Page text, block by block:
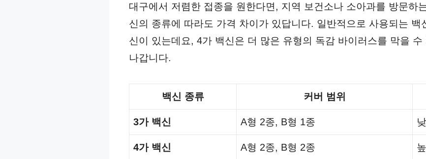
대구에서 저렴한 접종을 원한다면, 지역 보건소나 소아과를 방문하
신의 종류에 따라도 가격 차이가 있답니다. 일반적으로 사용되는 백
신이 있는데요, 4가 백신은 더 많은 유형의 독감 바이러스를 막을
나갑니다.
백신 종류 커버 범위
3가 백신 A형 2종, B형 1종
4가 백신 A형 2종, B형 2종